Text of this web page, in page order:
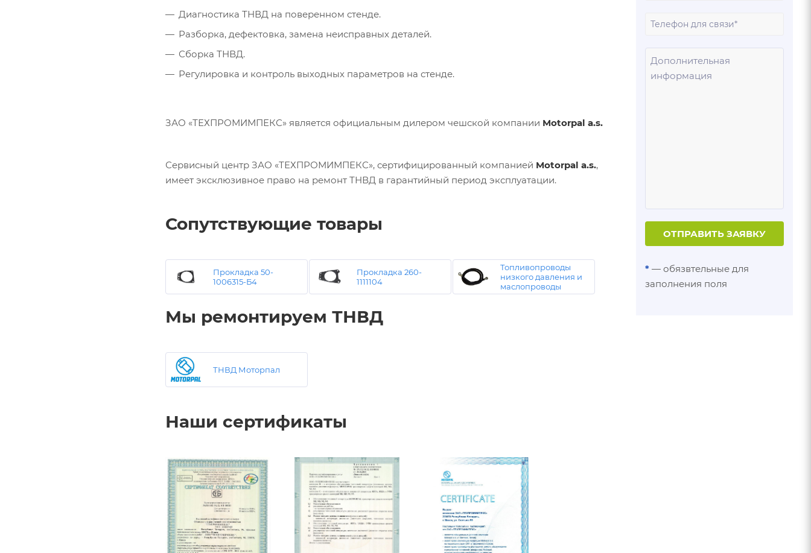
Диагностика ТНВД на поверенном стенде.
Разборка, дефектовка, замена неисправных деталей.
Сборка ТНВД.
Регулировка и контроль выходных параметров на стенде.
ЗАО «ТЕХПРОМИМПЕКС» является официальным дилером чешской компании Motorpal a.s.
Сервисный центр ЗАО «ТЕХПРОМИМПЕКС», сертифицированный компанией Motorpal a.s.,
имеет эксклюзивное право на ремонт ТНВД в гарантийный период эксплуатации.
Сопутствующие товары
Прокладка 50-
1006315-Б4
Прокладка 260-
1111104
Топливопроводы
низкого давления и
маслопроводы
Мы ремонтируем ТНВД
ТНВД Моторпал
Наши сертификаты
ОТПРАВИТЬ ЗАЯВКУ
* — обязвтельные для
заполнения поля